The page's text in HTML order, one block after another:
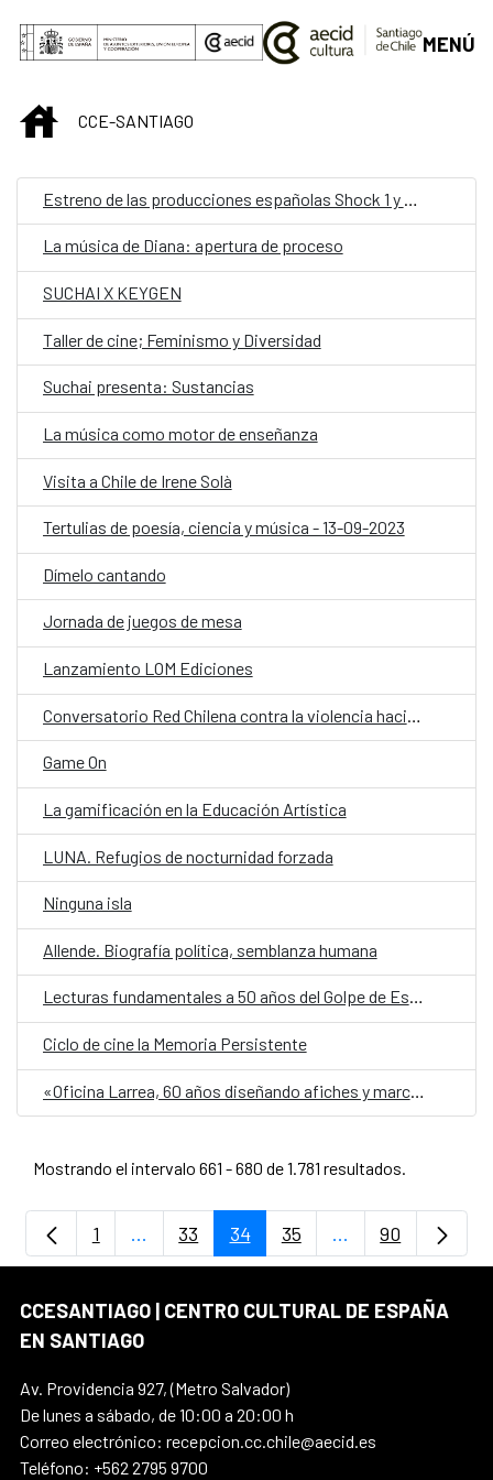
Saltar al contenido principal
MENÚ
INICIOCCE-SANTIAGO
Estreno de las producciones españolas Shock 1 y Shock 2
La música de Diana: apertura de proceso
SUCHAI X KEYGEN
Taller de cine; Feminismo y Diversidad
Suchai presenta: Sustancias
La música como motor de enseñanza
Visita a Chile de Irene Solà
Tertulias de poesía, ciencia y música - 13-09-2023
Dímelo cantando
Jornada de juegos de mesa
Lanzamiento LOM Ediciones
Game On
La gamificación en la Educación Artística
LUNA. Refugios de nocturnidad forzada
Ninguna isla
Allende. Biografía política, semblanza humana
Lecturas fundamentales a 50 años del Golpe de Estado
Ciclo de cine la Memoria Persistente
«Oficina Larrea, 60 años diseñando afiches y marcas: 1964-2022
Mostrando el intervalo 661 - 680 de 1.781 resultados.
Página
1 ...Páginas intermedias Use TAB para
Página
33 Página
34 Página
35 ...PáginasPágina
90
CCESANTIAGO | CENTRO CULTURAL DE ESPAÑA
EN SANTIAGO
Av. Providencia 927, (Metro Salvador)
De lunes a sábado, de 10:00 a 20:00 h
Correo electrónico: recepcion.cc.chile@aecid.es
Teléfono: +562 2795 9700